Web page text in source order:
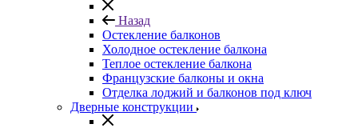
Назад
Остекление балконов
Холодное остекление балкона
Теплое остекление балкона
Французские балконы и окна
Отделка лоджий и балконов под ключ
Дверные конструкции